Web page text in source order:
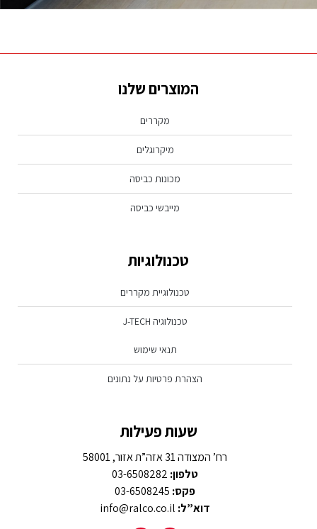
המוצרים שלנו
מקררים
מיקרוגלים
מכונות כביסה
מייבשי כביסה
טכנולוגיות
טכנולוגיית מקררים
טכנולוגיה J-TECH
תנאי שימוש
הצהרת פרטיות על נתונים
שעות פעילות
רח’ המצודה 31 אזה”ת אזור, 58001
טלפון:
פקס:
דוא”ל: